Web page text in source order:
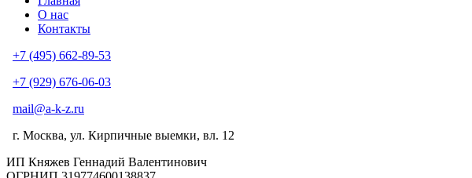
О нас
Контакты
+7 (495) 662-89-53
+7 (929) 676-06-03
mail@a-k-z.ru
г. Москва, ул. Кирпичные выемки, вл. 12
ИП Княжев Геннадий Валентинович